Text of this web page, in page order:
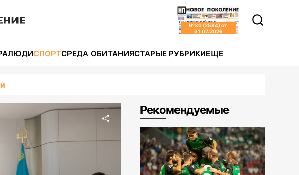
№30 (2584) от
31.07.2026
ЛЮДИСПОРТСРЕДА ОБИТАНИЯСТАРЫЕ РУБРИКИЕЩЕ
Рекомендуемые